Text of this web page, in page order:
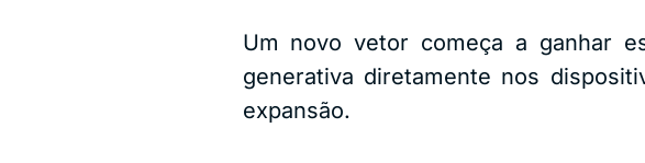
Um novo vetor começa a ganhar
generativa diretamente nos
expansão.